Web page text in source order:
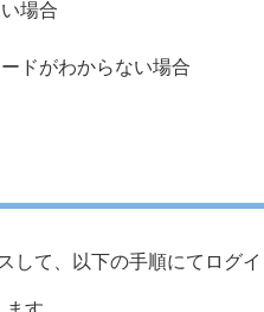
場合
ドがわからない場合
して、以下の手順にてログ